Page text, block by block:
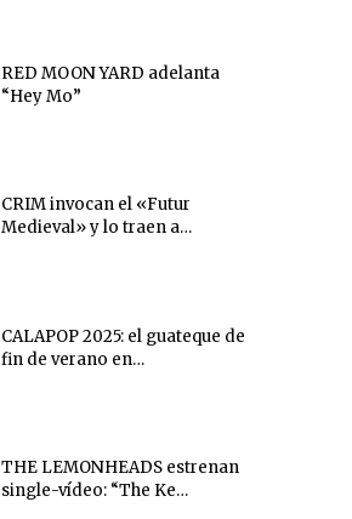
RED MOON YARD adelanta
“Hey Mo”
CRIM invocan el «Futur
Medieval» y lo traen a…
CALAPOP 2025: el guateque de
fin de verano en…
THE LEMONHEADS estrenan
single-vídeo: “The Ke…